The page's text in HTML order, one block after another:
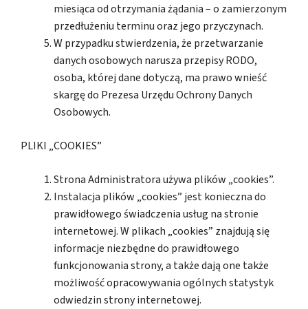
miesiąca od otrzymania żądania – o zamierzonym
przedłużeniu terminu oraz jego przyczynach.
W przypadku stwierdzenia, że przetwarzanie
danych osobowych narusza przepisy RODO,
osoba, której dane dotyczą, ma prawo wnieść
skargę do Prezesa Urzędu Ochrony Danych
Osobowych.
PLIKI „COOKIES”
Strona Administratora używa plików „cookies”.
Instalacja plików „cookies” jest konieczna do
prawidłowego świadczenia usług na stronie
internetowej. W plikach „cookies” znajdują się
informacje niezbędne do prawidłowego
funkcjonowania strony, a także dają one także
możliwość opracowywania ogólnych statystyk
odwiedzin strony internetowej.